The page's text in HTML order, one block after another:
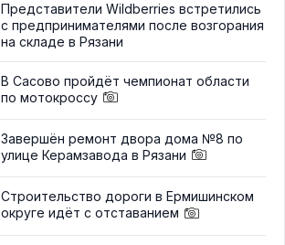
Представители Wildberries встретились
с предпринимателями после возгорания
на складе в Рязани
В Сасово пройдёт чемпионат области
по мотокроссу
Завершён ремонт двора дома №8 по
улице Керамзавода в Рязани
Строительство дороги в Ермишинском
округе идёт с отставанием